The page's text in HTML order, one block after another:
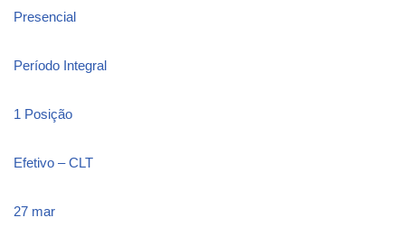
Presencial
Período Integral
1 Posição
Efetivo – CLT
27 mar